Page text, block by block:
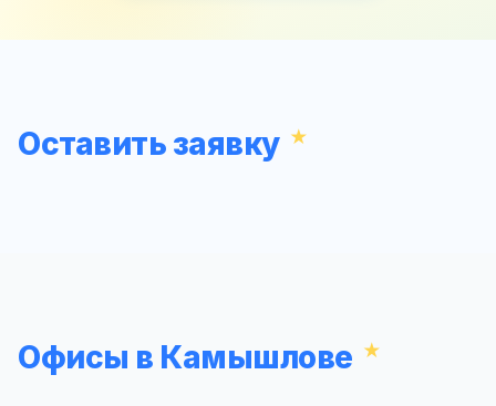
Оставить заявку
Офисы в Камышлове